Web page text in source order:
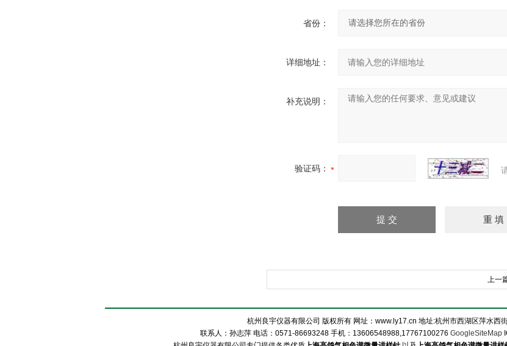
省份：
详细地址：
补充说明：
验证码：
上一
杭州良宇仪器有限公司 版权所有 网址：www.ly17.cn 地址:杭州市西湖区萍水西
联系人：孙志萍 电话：0571-86693248 手机：13606548988,17767100276 GoogleSiteMap